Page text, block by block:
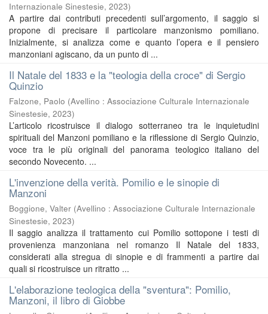
Internazionale Sinestesie, 2023)
A partire dai contributi precedenti sull’argomento, il saggio si
propone di precisare il particolare manzonismo pomiliano.
Inizialmente, si analizza come e quanto l’opera e il pensiero
manzoniani agiscano, da un punto di ...
Il Natale del 1833 e la "teologia della croce" di Sergio
Quinzio
Falzone, Paolo (Avellino : Associazione Culturale Internazionale
Sinestesie, 2023)
L’articolo ricostruisce il dialogo sotterraneo tra le inquietudini
spirituali del Manzoni pomiliano e la riflessione di Sergio Quinzio,
voce tra le più originali del panorama teologico italiano del
secondo Novecento. ...
L'invenzione della verità. Pomilio e le sinopie di
Manzoni
Boggione, Valter (Avellino : Associazione Culturale Internazionale
Sinestesie, 2023)
Il saggio analizza il trattamento cui Pomilio sottopone i testi di
provenienza manzoniana nel romanzo Il Natale del 1833,
considerati alla stregua di sinopie e di frammenti a partire dai
quali si ricostruisce un ritratto ...
L'elaborazione teologica della "sventura": Pomilio,
Manzoni, il libro di Giobbe